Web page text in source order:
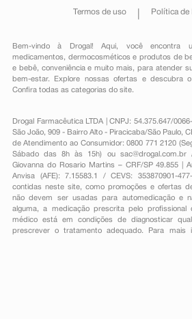
Termos de uso Política de
Bem-vindo à Drogal! Aqui, você encontra
medicamentos , dermocosméticos e produtos de
e bebê, conveniênciae muito mais, para atender
bem-estar. Explore nossas ofertas e descubra
Confira todas as categorias do site.
Drogal Farmacêutica LTDA | CNPJ: 54.375.647/
São João, 909 - Bairro Alto - Piracicaba/São Paulo,
de Atendimento ao Consumidor: 0800 771 2120
Sábado das 8h às 15h) ou sac@drogal.com.br/
Giovanna do Rosario Martins – CRF/SP 49.855 |
Anvisa (AFE): 7.15583.1 / CEVS: 353870901-
contidas neste site, como promoções e ofertas
não devem ser usadas para automedicação e
alguma, a medicação prescrita pelo
médico está em condições de diagnosticar
prescrever o tratamento adequado. Para mais